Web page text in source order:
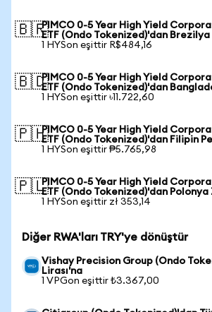
🇧🇷PIMCO 0-5 Year High Yield
ETF (Ondo Tokenized)'dan
1 HYSon eşittir R$484,16
🇧🇩PIMCO 0-5 Year High Yield
ETF (Ondo Tokenized)'dan
1 HYSon eşittir ৳11.722,60
🇵🇭PIMCO 0-5 Year High Yield
ETF (Ondo Tokenized)'dan Filipin
1 HYSon eşittir ₱5.765,98
🇵🇱PIMCO 0-5 Year High Yield
ETF (Ondo Tokenized)'dan
1 HYSon eşittir zł 353,14
Diğer RWA'ları TRY'ye dönüştür
Vishay Precision Group (Ondo
Lirası'na
1 VPGon eşittir ₺3.367,00